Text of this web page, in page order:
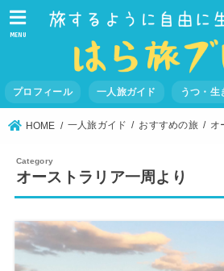
MENU
プロフィール 一人旅ガイド うつ・生
HOME 一人旅ガイド おすすめの旅 オ
オーストラリア一周より